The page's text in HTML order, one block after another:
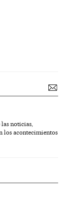
las noticias,
los acontecimientos